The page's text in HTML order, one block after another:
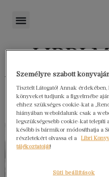
Könyvektől
Személyre szabott
Tisztelt Látogató! Annak
könyveket tudjunk a figyelmébe
ehhez szükséges cookie-kat a
hiányában weboldalunk csak a
legszükségesebb cookie-kat telepíti
később is bármikor módosíthatja a
részletekért olvassa el a
Libri
tájékoztatóját!
Süti beállítások